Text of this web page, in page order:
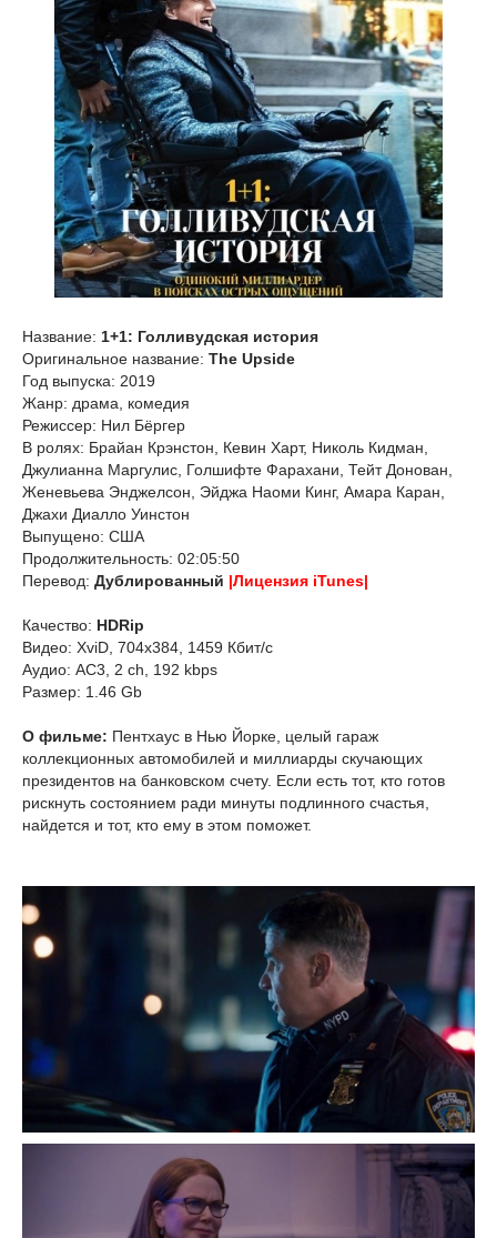
Название: 1+1: Голливудская история
Оригинальное название: The Upside
Год выпуска: 2019
Жанр: драма, комедия
Режиссер: Нил Бёргер
В ролях: Брайан Крэнстон, Кевин Харт, Николь Кидман,
Джулианна Маргулис, Голшифте Фарахани, Тейт Донован,
Женевьева Энджелсон, Эйджа Наоми Кинг, Амара Каран,
Джахи Диалло Уинстон
Выпущено: США
Продолжительность: 02:05:50
Перевод: Дублированный |Лицензия iTunes|
Качество: HDRip
Видео: XviD, 704x384, 1459 Кбит/с
Аудио: AC3, 2 ch, 192 kbps
Размер: 1.46 Gb
О фильме: Пентхаус в Нью Йорке, целый гараж
коллекционных автомобилей и миллиарды скучающих
президентов на банковском счету. Если есть тот, кто готов
рискнуть состоянием ради минуты подлинного счастья,
найдется и тот, кто ему в этом поможет.